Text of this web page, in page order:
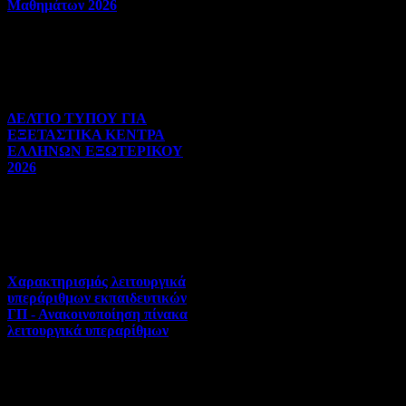
Μαθημάτων 2026
ΔΕΛΤΙΟ ΤΥΠΟΥ ΓΙΑ
ΕΞΕΤΑΣΤΙΚΑ ΚΕΝΤΡΑ
ΕΛΛΗΝΩΝ ΕΞΩΤΕΡΙΚΟΥ
2026
Χαρακτηρισμός λειτουργικά
υπεράριθμων εκπαιδευτικών
ΓΠ - Ανακοινοποίηση πίνακα
λειτουργικά υπεραρίθμων